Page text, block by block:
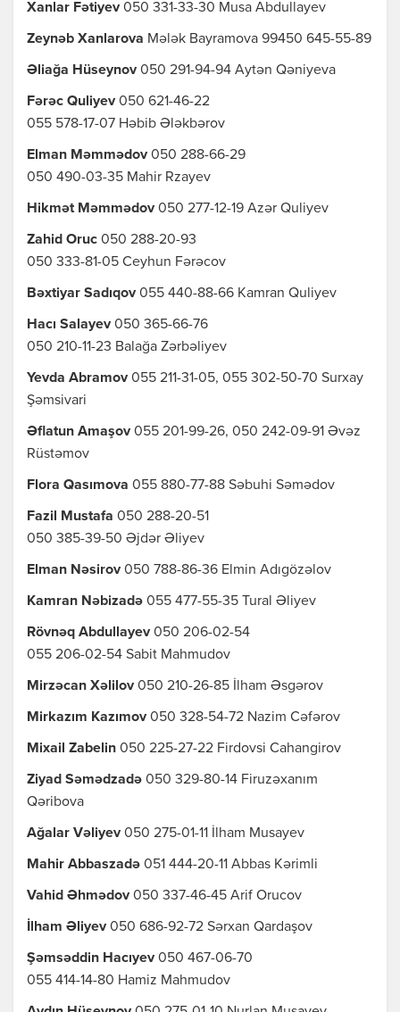
Xanlar Fətiyev 050 331-33-30 Musa Abdullayev
Zeynəb Xanlarova Mələk Bayramova 99450 645-55-89
Əliağa Hüseynov 050 291-94-94 Aytən Qəniyeva
Fərəc Quliyev 050 621-46-22
055 578-17-07 Həbib Ələkbərov
Elman Məmmədov 050 288-66-29
050 490-03-35 Mahir Rzayev
Hikmət Məmmədov 050 277-12-19 Azər Quliyev
Zahid Oruc 050 288-20-93
050 333-81-05 Ceyhun Fərəcov
Bəxtiyar Sadıqov 055 440-88-66 Kamran Quliyev
Hacı Salayev 050 365-66-76
050 210-11-23 Balağa Zərbəliyev
Yevda Abramov 055 211-31-05, 055 302-50-70 Surxay
Şəmsivari
Əflatun Amaşov 055 201-99-26, 050 242-09-91 Əvəz
Rüstəmov
Flora Qasımova 055 880-77-88 Səbuhi Səmədov
Fazil Mustafa 050 288-20-51
050 385-39-50 Əjdər Əliyev
Elman Nəsirov 050 788-86-36 Elmin Adıgözəlov
Kamran Nəbizadə 055 477-55-35 Tural Əliyev
Rövnəq Abdullayev 050 206-02-54
055 206-02-54 Sabit Mahmudov
Mirzəcan Xəlilov 050 210-26-85 İlham Əsgərov
Mirkazım Kazımov 050 328-54-72 Nazim Cəfərov
Mixail Zabelin 050 225-27-22 Firdovsi Cahangirov
Ziyad Səmədzadə 050 329-80-14 Firuzəxanım
Qəribova
Ağalar Vəliyev 050 275-01-11 İlham Musayev
Mahir Abbaszadə 051 444-20-11 Abbas Kərimli
Vahid Əhmədov 050 337-46-45 Arif Orucov
İlham Əliyev 050 686-92-72 Sərxan Qardaşov
Şəmsəddin Hacıyev 050 467-06-70
055 414-14-80 Hamiz Mahmudov